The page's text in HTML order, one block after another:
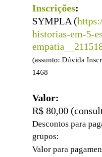
Inscrições:
SYMPLA (
historias-em-5-
(assunto: Dúvida
1468
Valor:
R$ 80,00
Descontos para
grupos:
Valor para